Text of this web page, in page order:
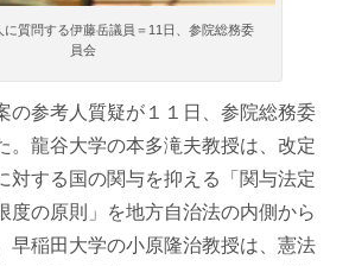
に質問する伊藤岳議員＝11日、参院総務委
員会
参考人質疑が１１日、参院総務委
。龍谷大学の本多滝夫教授は、改定
対する国の関与を抑える「関与法定
度の原則」を地方自治法の内側から
早稲田大学の小原隆治教授は、憲法